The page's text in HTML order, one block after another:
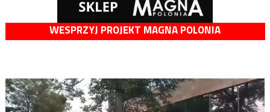
WESPRZYJ PROJEKT MAGNA POLONIA